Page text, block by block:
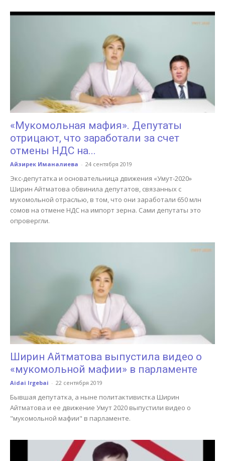
«Мукомольная мафия». Депутаты
отрицают, что заработали за счет
отмены НДС на...
Айзирек Иманалиева - 24 сентября 2019
Экс-депутатка и основательница движения «Умут-2020»
Ширин Айтматова обвинила депутатов, связанных с
мукомольной отраслью, в том, что они заработали 650 млн
сомов на отмене НДС на импорт зерна. Сами депутаты это
опровергли.
Ширин Айтматова выпустила видео о
«мукомольной мафии» в парламенте
Aidai Irgebai - 22 сентября 2019
Бывшая депутатка, а ныне политактивистка Ширин
Айтматова и ее движение Умут 2020 выпустили видео о
"мукомольной мафии" в парламенте.